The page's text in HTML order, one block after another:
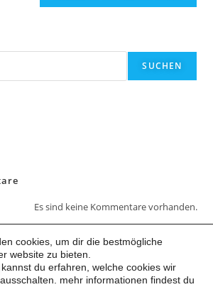
SUCHEN
Es sind keine Kommentare vorhanden.
cookies, um dir die bestmögliche
website zu bieten.
kannst du erfahren, welche cookies wir
mehr informationen findest du